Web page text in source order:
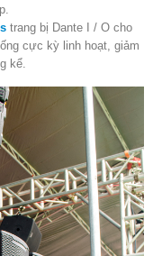
trang bị Dante I / O cho
cực kỳ linh hoạt, giảm
kể.